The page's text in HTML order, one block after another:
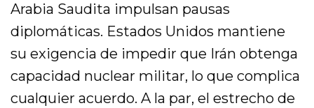
Arabia Saudita impulsan pausas
diplomáticas. Estados Unidos mantiene
su exigencia de impedir que Irán obtenga
capacidad nuclear militar, lo que complica
cualquier acuerdo. A la par, el estrecho de